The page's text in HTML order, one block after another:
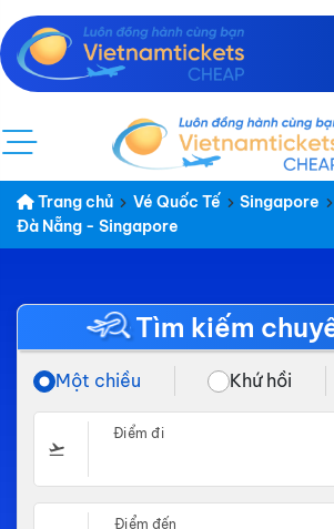
Trang chủ Vé Quốc Tế Singapore
Đà Nẵng - Singapore
Tìm kiếm
Một chiều Khứ hồi
Điểm đi
Điểm đến